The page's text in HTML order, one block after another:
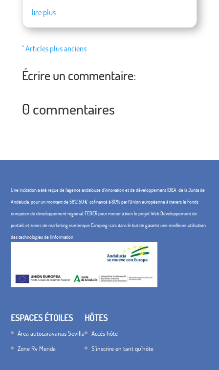
lire plus
" Articles plus anciens
Écrire un commentaire:
0 commentaires
Une incitation a été reçue de l'agence andalouse d'innovation et de développement IDEA, de la Junta de
Andalucía, pour un montant de 5812,50 €, cofinancé à 80% par l'Union européenne à travers le Fonds
européen de développement régional, FEDER pour mener à bien le projet Web Développement de
portails et zones de marketing numérique Camping-cars dans le but de garantir une meilleure utilisation
des technologies de l'information
ESPACES ÉTOILES
Área autocaravanas Sevilla
Zone Rv Merida
HÔTES
Accès hôte
S'inscrire en tant qu'hôte